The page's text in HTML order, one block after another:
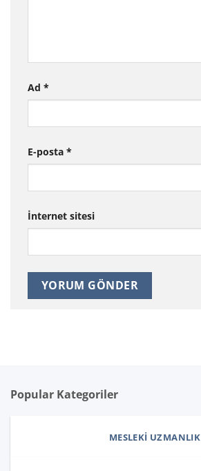
Ad *
E-posta *
İnternet sitesi
Popular Kategoriler
MESLEKI UZMANLIK